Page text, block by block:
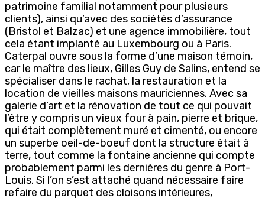
patrimoine familial notamment pour plusieurs
clients), ainsi qu’avec des sociétés d’assurance
(Bristol et Balzac) et une agence immobilière, tout
cela étant implanté au Luxembourg ou à Paris.
Caterpal ouvre sous la forme d’une maison témoin,
car le maître des lieux, Gilles Guy de Salins, entend se
spécialiser dans le rachat, la restauration et la
location de vieilles maisons mauriciennes. Avec sa
galerie d’art et la rénovation de tout ce qui pouvait
l’être y compris un vieux four à pain, pierre et brique,
qui était complètement muré et cimenté, ou encore
un superbe oeil-de-boeuf dont la structure était à
terre, tout comme la fontaine ancienne qui compte
probablement parmi les dernières du genre à Port-
Louis. Si l’on s’est attaché quand nécessaire faire
refaire du parquet des cloisons intérieures,